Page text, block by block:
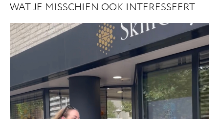
WAT JE MISSCHIEN OOK INTERESSEERT